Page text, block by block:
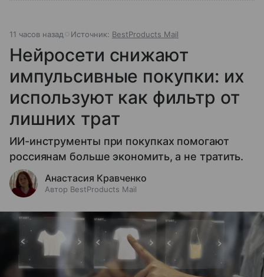
11 часов назад Источник: BestProducts Mail
Нейросети снижают
импульсивные покупки: их
используют как фильтр от
лишних трат
ИИ-инструменты при покупках помогают
россиянам больше экономить, а не тратить.
Анастасия Кравченко
Автор BestProducts Mail